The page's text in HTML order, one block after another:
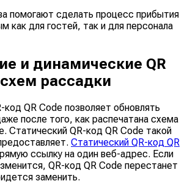
помогают сделать процесс прибытия
как для гостей, так и для персонала
и динамические QR
рассадки
QR Code позволяет обновлять
после того, как распечатана схема
Статический QR-код QR Code такой
Статический QR-код QR
ссылку на один веб-адрес. Если
QR-код QR Code перестанет
заменить.